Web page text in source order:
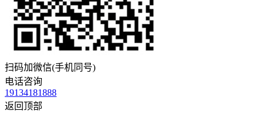
扫码加微信(手机同号)
电话咨询
19134181888
返回顶部